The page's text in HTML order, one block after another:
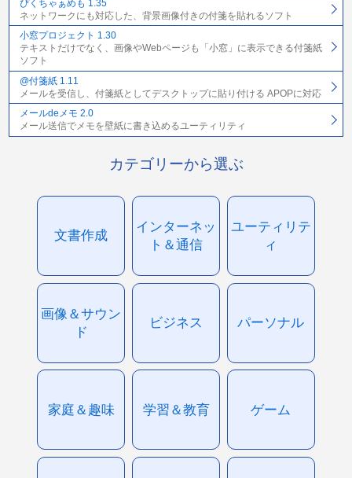
ぴくちゃぁめも 1.35
ネットワークにも対応した、背景画像付きの付箋を貼れるソフト
小窓プロジェクト 1.30
テキストだけでなく、画像やWebページも「小窓」に表示できる付箋紙
ソフト
@付箋紙 1.11
メールを受信し、付箋紙としてデスクトップに貼り付ける APOPに対応
メールdeメモ 2.0
メール送信でメモを壁紙に書き込めるユーティリティ
カテゴリーから選ぶ
文書作成
インターネッ
ト＆通信
ユーティリテ
ィ
画像＆サウン
ド
ビジネス パーソナル
家庭＆趣味 学習＆教育 ゲーム